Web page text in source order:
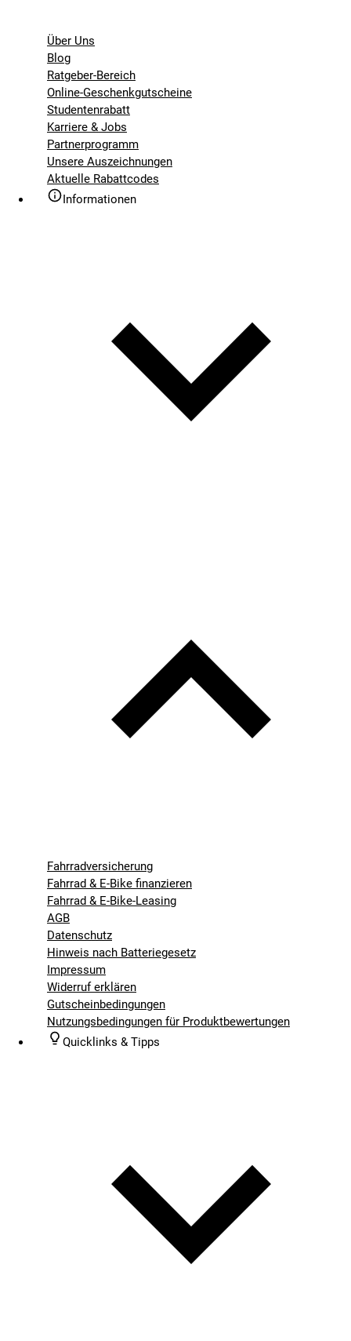
Über Uns
Blog
Ratgeber-Bereich
Online-Geschenkgutscheine
Studentenrabatt
Karriere & Jobs
Partnerprogramm
Unsere Auszeichnungen
Aktuelle Rabattcodes
Informationen
Fahrradversicherung
Fahrrad & E-Bike finanzieren
Fahrrad & E-Bike-Leasing
AGB
Datenschutz
Hinweis nach Batteriegesetz
Impressum
Widerruf erklären
Gutscheinbedingungen
Nutzungsbedingungen für Produktbewertungen
Quicklinks & Tipps